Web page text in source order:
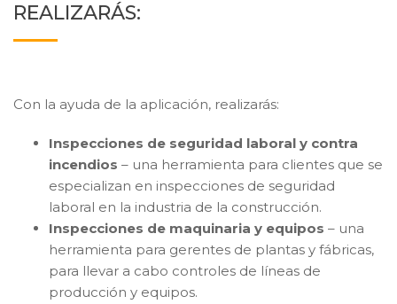
REALIZARÁS:
Con la ayuda de la aplicación, realizarás:
Inspecciones de seguridad laboral y contra
incendios – una herramienta para clientes que se
especializan en inspecciones de seguridad
laboral en la industria de la construcción.
Inspecciones de maquinaria y equipos – una
herramienta para gerentes de plantas y fábricas,
para llevar a cabo controles de líneas de
producción y equipos.